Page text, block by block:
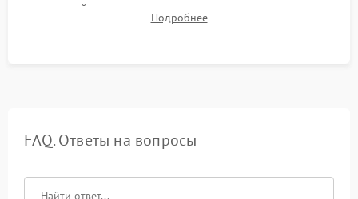
до нужной температуры, отсутствия посторонних шумов,
штатного слива и абсолютной сухости в поддоне.
Подробнее
FAQ. Ответы на вопросы